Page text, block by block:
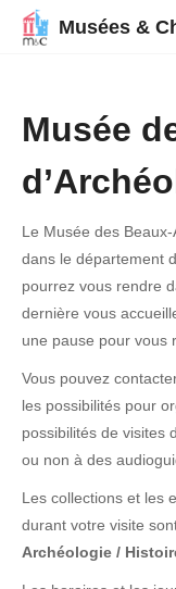
Musées &
Musée
Le Musée des
dans le département
pourrez vous rendre
dernière vous
une pause pour vous
Vous pouvez
les possibilités pour
possibilités de visites
ou non à des
Les collections et les
durant votre visite
Archéologie /